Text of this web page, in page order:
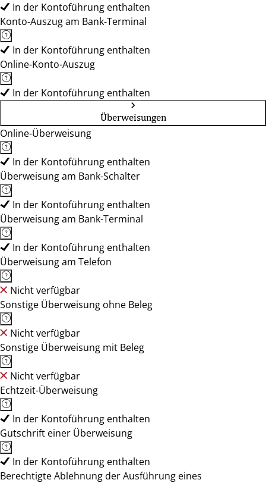
In der Kontoführung enthalten
Konto-Auszug am Bank-Terminal
In der Kontoführung enthalten
Online-Konto-Auszug
In der Kontoführung enthalten
Überweisungen
Online-Überweisung
In der Kontoführung enthalten
Überweisung am Bank-Schalter
In der Kontoführung enthalten
Überweisung am Bank-Terminal
In der Kontoführung enthalten
Überweisung am Telefon
Nicht verfügbar
Sonstige Überweisung ohne Beleg
Nicht verfügbar
Sonstige Überweisung mit Beleg
Nicht verfügbar
Echtzeit-Überweisung
In der Kontoführung enthalten
Gutschrift einer Überweisung
In der Kontoführung enthalten
Berechtigte Ablehnung der Ausführung eines